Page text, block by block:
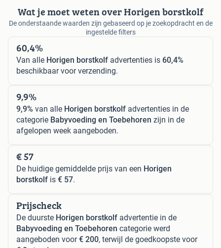
Wat je moet weten over Horigen borstkolf
De onderstaande waarden zijn gebaseerd op je zoekopdracht en de
ingestelde filters
60,4%
Van alle Horigen borstkolf advertenties is 60,4%
beschikbaar voor verzending.
9,9%
9,9% van alle Horigen borstkolf advertenties in de
categorie Babyvoeding en Toebehoren zijn in de
afgelopen week aangeboden.
€ 57
De huidige gemiddelde prijs van een Horigen
borstkolf is € 57.
Prijscheck
De duurste Horigen borstkolf advertentie in de
Babyvoeding en Toebehoren categorie werd
aangeboden voor€ 200, terwijl de goedkoopste voor